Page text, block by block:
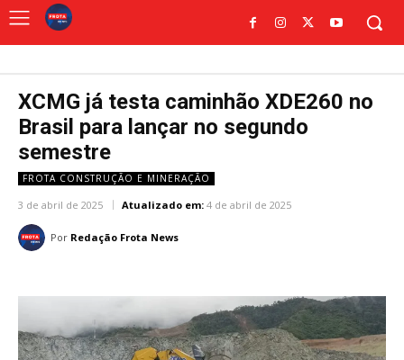
XCMG já testa caminhão XDE260 no
Brasil para lançar no segundo
semestre
FROTA CONSTRUÇÃO E MINERAÇÃO
3 de abril de 2025 Atualizado em: 4 de abril de 2025
Por Redação Frota News